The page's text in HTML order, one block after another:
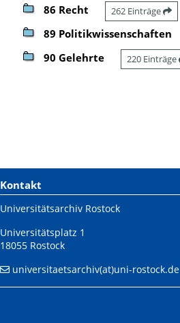
86 Recht 262 Einträge
89 Politikwissenschaften
90 Gelehrte 220 Einträge
Kontakt
Universitätsarchiv Rostock
Universitätsplatz 1
18055 Rostock
universitaetsarchiv(at)uni-rostock.de